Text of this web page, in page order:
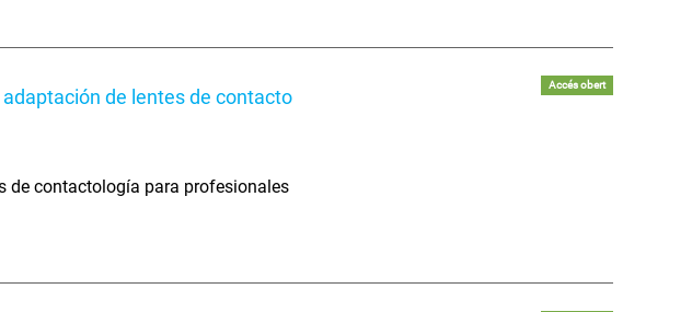
de lentes de contacto
Accés obert
de contactología para profesionales